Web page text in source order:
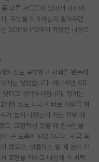
른 서류들이 있어서 사전에
, 무엇을 의미하는지 알아두면
SOP와 PS에서 작성한 내용으
정도 공부하고 시험을 봤는데
지는 않았습니다. 왜냐하면 GR
다고 생각해서입니다. 영어는
개월 정도 다니고 바로 시험을 쳐
가 높게 나왔는데 저는 학부 때
고, 교환학생 갔을 때 한국인을
큰 도움이 되었습니다. 귀국 후
했고요. 넷플릭스 볼 때 영어 자
표현을 익히고 나중에 꼭 써먹